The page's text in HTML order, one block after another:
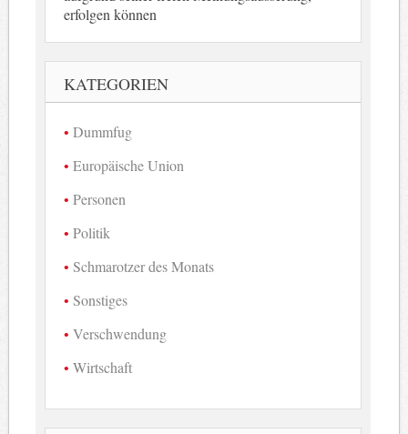
erfolgen können
KATEGORIEN
Dummfug
Europäische Union
Personen
Politik
Schmarotzer des Monats
Sonstiges
Verschwendung
Wirtschaft